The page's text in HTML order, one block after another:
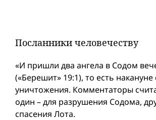
Посланники человечеству
«И пришли два ангела в Содом
(«Берешит» 19:1), то есть накануне
уничтожения. Комментаторы
один – для разрушения Содома,
спасения Лота.